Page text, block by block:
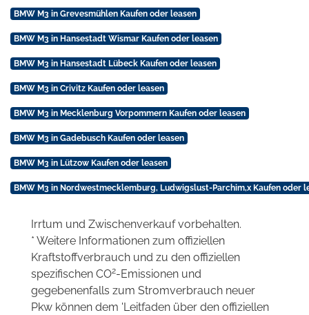
BMW M3 in Grevesmühlen Kaufen oder leasen
BMW M3 in Hansestadt Wismar Kaufen oder leasen
BMW M3 in Hansestadt Lübeck Kaufen oder leasen
BMW M3 in Crivitz Kaufen oder leasen
BMW M3 in Mecklenburg Vorpommern Kaufen oder leasen
BMW M3 in Gadebusch Kaufen oder leasen
BMW M3 in Lützow Kaufen oder leasen
BMW M3 in Nordwestmecklemburg, Ludwigslust-Parchim,x Kaufen oder
Irrtum und Zwischenverkauf vorbehalten.
* Weitere Informationen zum offiziellen
Kraftstoffverbrauch und zu den offiziellen
spezifischen CO2-Emissionen und
gegebenenfalls zum Stromverbrauch neuer
Pkw können dem 'Leitfaden über den offiziellen